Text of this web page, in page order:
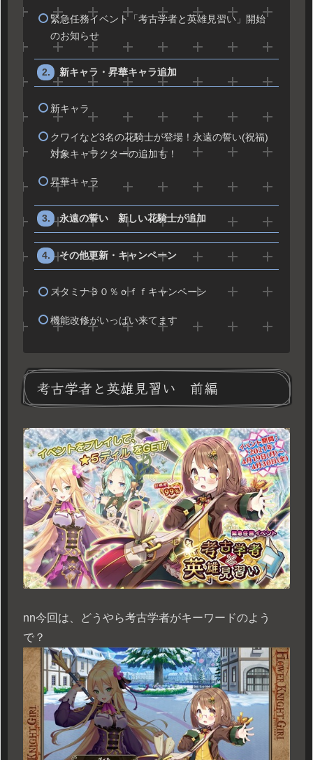
緊急任務イベント「考古学者と英雄見習い」開始
のお知らせ
新キャラ・昇華キャラ追加
新キャラ
クワイなど3名の花騎士が登場！永遠の誓い(祝福)
対象キャラクターの追加も！
昇華キャラ
永遠の誓い 新しい花騎士が追加
その他更新・キャンペーン
スタミナ３０％ｏｆｆキャンペーン
機能改修がいっぱい来てます
考古学者と英雄見習い 前編
nn今回は、どうやら考古学者がキーワードのよう
で？